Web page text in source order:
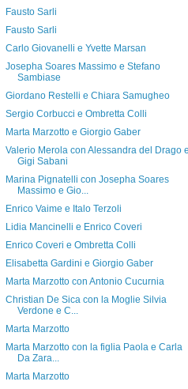
Fausto Sarli
Fausto Sarli
Carlo Giovanelli e Yvette Marsan
Josepha Soares Massimo e Stefano
Sambiase
Giordano Restelli e Chiara Samugheo
Sergio Corbucci e Ombretta Colli
Marta Marzotto e Giorgio Gaber
Valerio Merola con Alessandra del Drago e
Gigi Sabani
Marina Pignatelli con Josepha Soares
Massimo e Gio...
Enrico Vaime e Italo Terzoli
Lidia Mancinelli e Enrico Coveri
Enrico Coveri e Ombretta Colli
Elisabetta Gardini e Giorgio Gaber
Marta Marzotto con Antonio Cucurnia
Christian De Sica con la Moglie Silvia
Verdone e C...
Marta Marzotto
Marta Marzotto con la figlia Paola e Carla
Da Zara...
Marta Marzotto